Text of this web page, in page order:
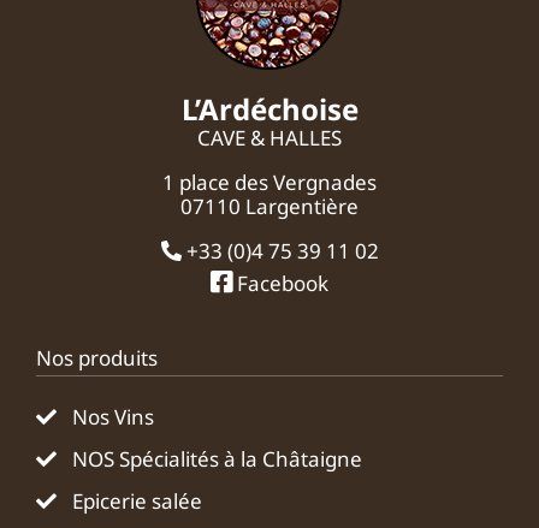
L’Ardéchoise
CAVE & HALLES
1 place des Vergnades
07110 Largentière
+33 (0)4 75 39 11 02
Facebook
Nos produits
Nos Vins
NOS Spécialités à la Châtaigne
Epicerie salée